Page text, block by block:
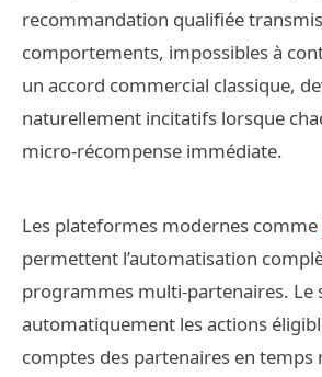
recommandation qualifiée
comportements, impossibles à
un accord commercial classique,
naturellement incitatifs lorsque
micro-récompense immédiate.
Les plateformes modernes comme
permettent l’automatisation
programmes multi-partenaires. Le
automatiquement les actions
comptes des partenaires en temps